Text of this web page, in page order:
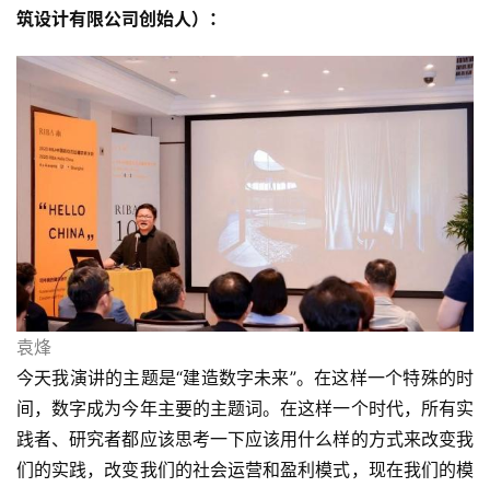
筑设计有限公司创始人）：
袁烽
今天我演讲的主题是“建造数字未来”。在这样一个特殊的时
间，数字成为今年主要的主题词。在这样一个时代，所有实
践者、研究者都应该思考一下应该用什么样的方式来改变我
们的实践，改变我们的社会运营和盈利模式，现在我们的模